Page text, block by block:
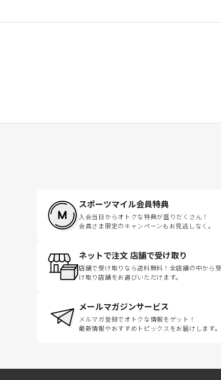
スポーツマイル会員特典
入会当日からオトクな特典が盛りだくさん！
会員さま限定のキャンペーンもお見逃しなく。
ネットで注文 店舗で受け取り
店舗で受け取りなら送料無料！全店舗の中から受
け取り店舗をお選びいただけます。
メールマガジンサービス
メルマガ登録でオトクな情報をゲット！
最新情報やおすすめトピックスをお届けします。